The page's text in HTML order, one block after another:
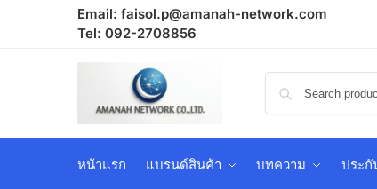
Email: faisol.p@amanah-network.com
Tel: 092-2708856
หน้าแรก แบรนด์สินค้า บทความ ประกั